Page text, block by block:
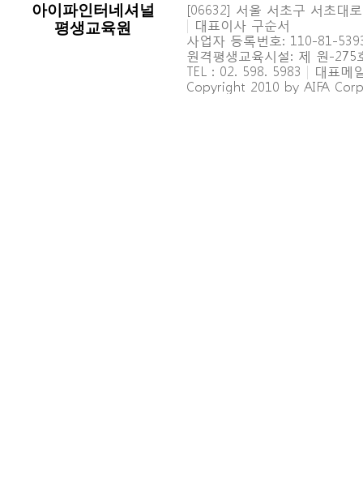
아이파인터네셔널
평생교육원
[06632] 서울 서초구 서초대
| 대표이사 구순서
사업자 등록번호: 110-81-
원격평생교육시설: 제 원-
TEL : 02. 598. 5983 | 대표메
Copyright 2010 by AIFA